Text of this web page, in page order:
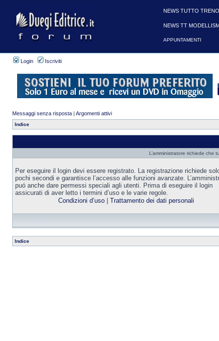
Login Iscriviti
Messaggi senza risposta | Argomenti attivi
Indice
L’amministratore richiede che
Per eseguire il login devi essere registrato. La registrazione richiede
pochi secondi e garantisce l’accesso alle funzioni avanzate.
puó anche dare permessi speciali agli utenti. Prima di eseguire il login
assicurati di aver letto i termini d’uso e le varie regole.
Condizioni d’uso| Trattamento dei dati personali
Indice
NEWS TUTTO
NEWS TT
APPUNTAMENTI